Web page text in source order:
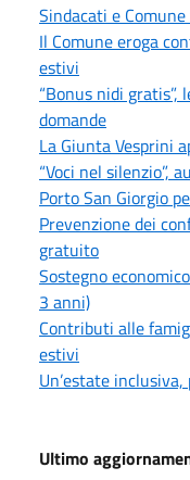
Sindacati e
Il Comune eroga
estivi
“Bonus nidi
domande
La Giunta Vesprini
“Voci nel silenzio”,
Porto San Giorgio
Prevenzione dei
gratuito
Sostegno
3 anni)
Contributi alle
estivi
Un’estate
Ultimo